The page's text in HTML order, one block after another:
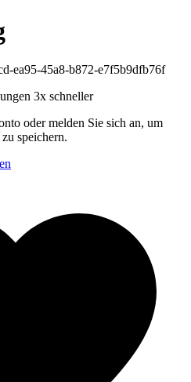
ea95-45a8-b872-e7f5b9dfb76f
3x schneller
oder melden Sie sich an, um
speichern.